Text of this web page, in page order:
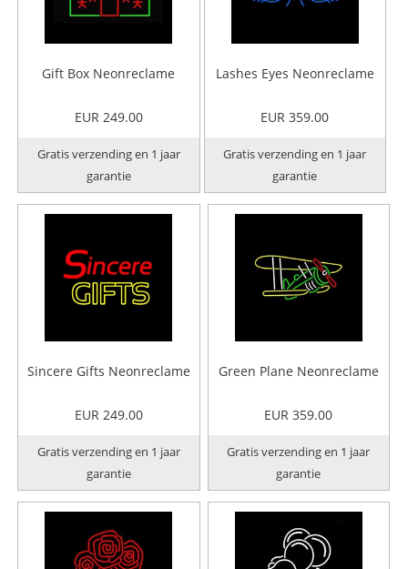
Gift Box Neonreclame
EUR 249.00
Gratis verzending en 1 jaar
garantie
Lashes Eyes Neonreclame
EUR 359.00
Gratis verzending en 1 jaar
garantie
Sincere Gifts Neonreclame
EUR 249.00
Gratis verzending en 1 jaar
garantie
Green Plane Neonreclame
EUR 359.00
Gratis verzending en 1 jaar
garantie